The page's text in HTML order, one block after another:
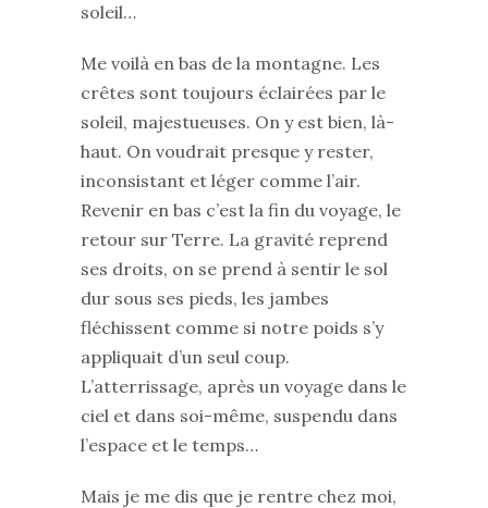
soleil…
Me voilà en bas de la montagne. Les
crêtes sont toujours éclairées par le
soleil, majestueuses. On y est bien, là-
haut. On voudrait presque y rester,
inconsistant et léger comme l’air.
Revenir en bas c’est la fin du voyage, le
retour sur Terre. La gravité reprend
ses droits, on se prend à sentir le sol
dur sous ses pieds, les jambes
fléchissent comme si notre poids s’y
appliquait d’un seul coup.
L’atterrissage, après un voyage dans le
ciel et dans soi-même, suspendu dans
l’espace et le temps…
Mais je me dis que je rentre chez moi,